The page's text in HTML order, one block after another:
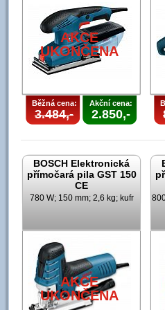
AKCE
UKONČENA
Běžná cena:
3.484,-
Akční cena:
2.850,-
BOSCH Elektronická
přímočará pila GST 150
CE
780 W; 150 mm; 2,6 kg; kufr
AKCE
UKONČENA